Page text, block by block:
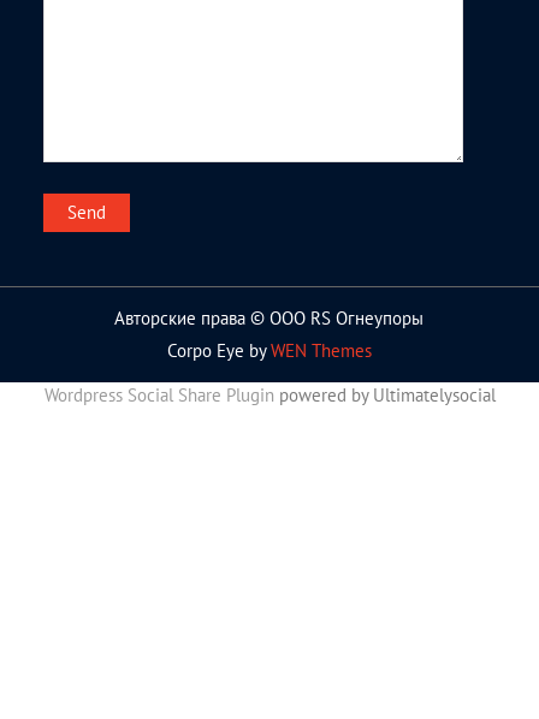
Авторские права © ООО RS Огнеупоры
Corpo Eye byWEN Themes
Wordpress Social Share Plugin powered by Ultimatelysocial